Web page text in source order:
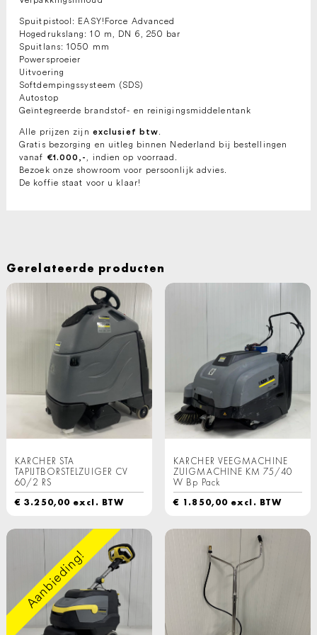
Spuitpistool: EASY!Force Advanced
Hogedrukslang: 10 m, DN 6, 250 bar
Spuitlans: 1050 mm
Powersproeier
Uitvoering
Softdempingssysteem (SDS)
Autostop
Geïntegreerde brandstof- en reinigingsmiddelentank
Alle prijzen zijn exclusief btw.
Gratis bezorging en uitleg binnen Nederland bij bestellingen
vanaf €1.000,- , indien op voorraad.
Bezoek onze showroom voor persoonlijk advies.
De koffie staat voor u klaar!
Gerelateerde producten
KARCHER STA
TAPIJTBORSTELZUIGER CV
60/2 RS
€ 3.250,00 excl. BTW
KARCHER VEEGMACHINE
ZUIGMACHINE KM 75/40
W Bp Pack
€ 1.850,00 excl. BTW
Aanbieding!